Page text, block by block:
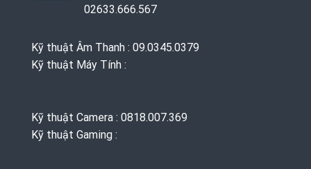
02633.666.567
Kỹ thuật Âm Thanh : 09.0345.0379
Kỹ thuật Máy Tính :
Kỹ thuật Camera : 0818.007.369
Kỹ thuật Gaming ‭: ‬